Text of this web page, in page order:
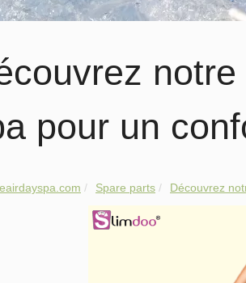
pour un
Spare parts Découvrez